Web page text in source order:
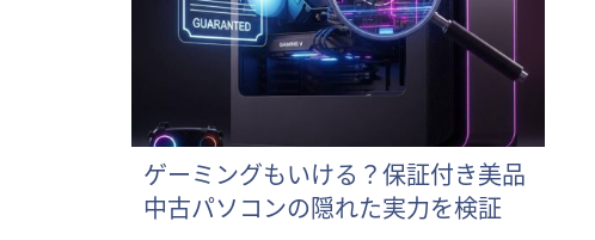
ゲーミングもいける？保証付き美品
中古パソコンの隠れた実力を検証